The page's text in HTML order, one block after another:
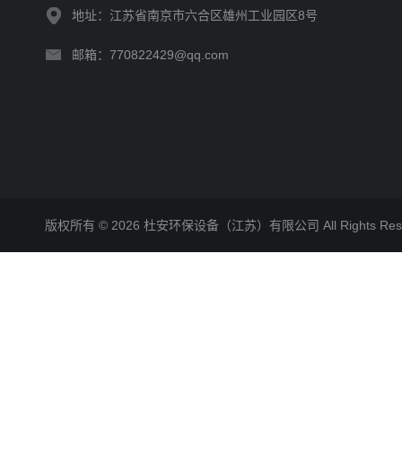
地址：江苏省南京市六合区雄州工业园区8号
邮箱：770822429@qq.com
版权所有 © 2026 杜安环保设备（江苏）有限公司 All Rights